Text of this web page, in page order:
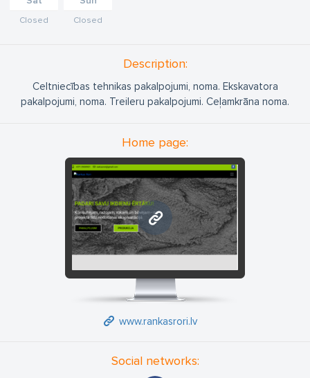
Closed Closed
Description:
Celtniecības tehnikas pakalpojumi, noma. Ekskavatora
pakalpojumi, noma. Treileru pakalpojumi. Ceļamkrāna noma.
Home page:
www.rankasrori.lv
www.rankasrori.lv
Social networks: